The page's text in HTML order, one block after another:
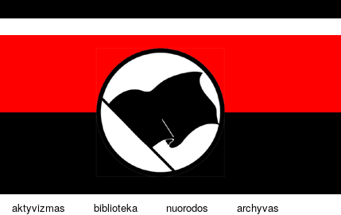
aktyvizmas biblioteka nuorodos archyvas